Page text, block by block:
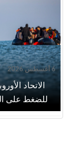
الاتحاد
للضغط على
6 أغسطس 2026